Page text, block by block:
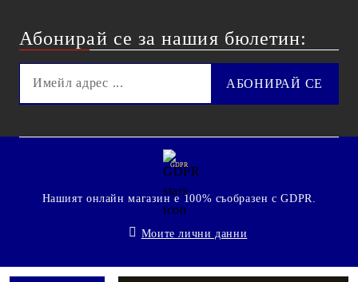
Абонирай се за нашия бюлетин:
GDPR
Нашият онлайн магазин е 100% съобразен с GDPR.
Моите лични данни